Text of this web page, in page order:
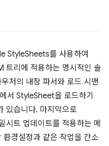
StyleSheets를 사용하여
트리에 적용하는 명시적인 솔
저의 내장 파서와 로드 시맨
서 StyleSheet을 로드하기
있습니다. 마지막으로
트 업데이트를 적용하는 메
경설정과 같은 작업을 간소